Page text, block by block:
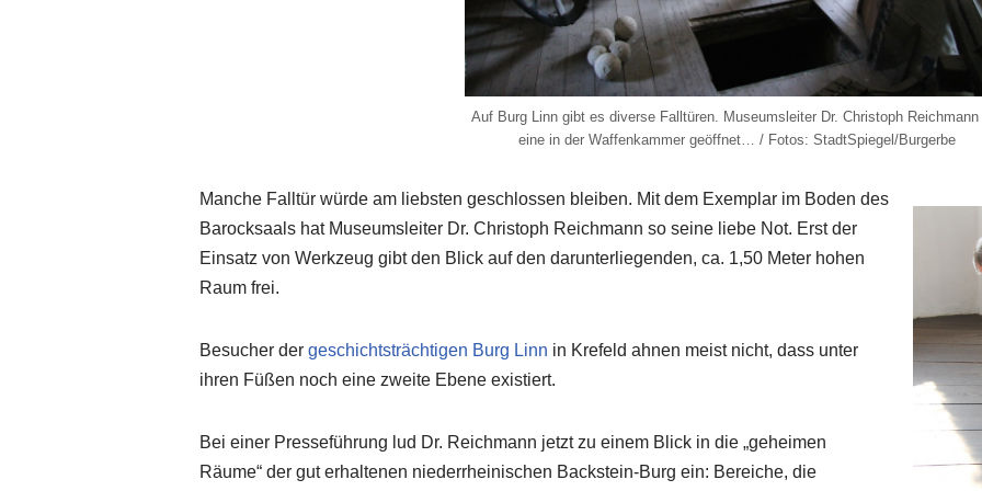
Auf Burg Linn gibt es diverse Falltüren. Museumsleiter Dr. Christoph Reichmann
eine in der Waffenkammer geöffnet… / Fotos: StadtSpiegel/Burgerbe
Manche Falltür würde am liebsten geschlossen bleiben. Mit dem Exemplar im Boden des
Barocksaals hat Museumsleiter Dr. Christoph Reichmann so seine liebe Not. Erst der
Einsatz von Werkzeug gibt den Blick auf den darunterliegenden, ca. 1,50 Meter hohen
Raum frei.
Besucher der geschichtsträchtigen Burg Linn in Krefeld ahnen meist nicht, dass unter
ihren Füßen noch eine zweite Ebene existiert.
Bei einer Presseführung lud Dr. Reichmann jetzt zu einem Blick in die „geheimen
Räume“ der gut erhaltenen niederrheinischen Backstein-Burg ein: Bereiche, die